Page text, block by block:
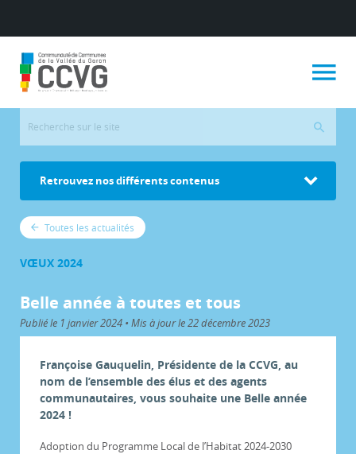
Retrouvez nos différents contenus
Toutes les actualités
VŒUX 2024
Belle année à toutes et tous
Publié le 1 janvier 2024 • Mis à jour le 22 décembre 2023
Françoise Gauquelin, Présidente de la CCVG, au
nom de l’ensemble des élus et des agents
communautaires, vous souhaite une Belle année
2024 !
Adoption du Programme Local de l’Habitat 2024-2030